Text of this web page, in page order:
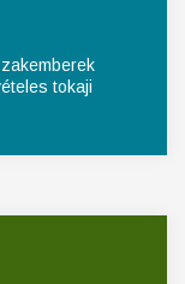
tokaji